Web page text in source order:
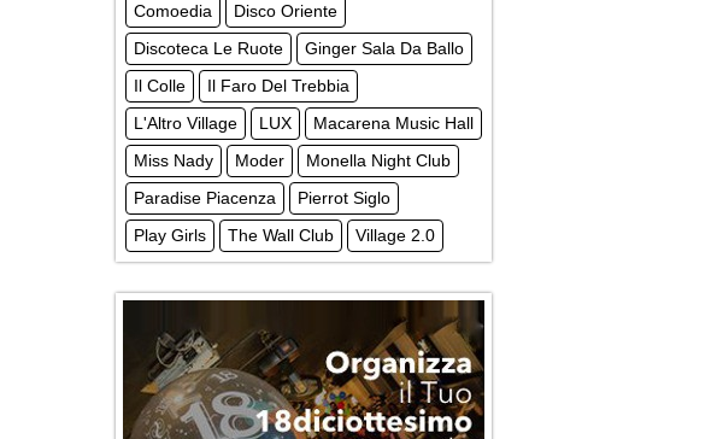
Comoedia
Disco Oriente
Discoteca Le Ruote
Ginger Sala Da Ballo
Il Colle
Il Faro Del Trebbia
L'Altro Village
LUX
Macarena Music Hall
Miss Nady
Moder
Monella Night Club
Paradise Piacenza
Pierrot Siglo
Play Girls
The Wall Club Village 2.0